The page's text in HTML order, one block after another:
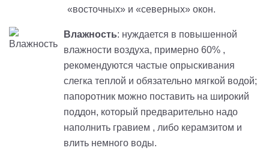
«восточных» и «северных» окон.
Влажность: нуждается в повышенной
влажности воздуха, примерно 60% ,
рекомендуются частые опрыскивания
слегка теплой и обязательно мягкой водой;
папоротник можно поставить на широкий
поддон, который предварительно надо
наполнить гравием , либо керамзитом и
влить немного воды.